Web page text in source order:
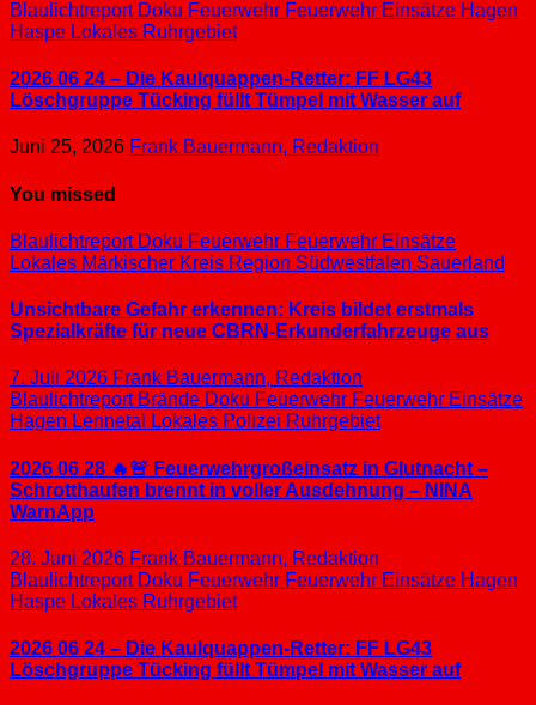
Blaulichtreport Doku Feuerwehr Feuerwehr Einsätze Hagen
Haspe Lokales Ruhrgebiet
2026 06 24 – Die Kaulquappen-Retter: FF LG43
Löschgruppe Tücking füllt Tümpel mit Wasser auf
Juni 25, 2026 Frank Bauermann, Redaktion
You missed
Blaulichtreport Doku Feuerwehr Feuerwehr Einsätze
Lokales Märkischer Kreis Region Südwestfalen Sauerland
Unsichtbare Gefahr erkennen: Kreis bildet erstmals
Spezialkräfte für neue CBRN-Erkunderfahrzeuge aus
7. Juli 2026 Frank Bauermann, Redaktion
Blaulichtreport Brände Doku Feuerwehr Feuerwehr Einsätze
Hagen Lennetal Lokales Polizei Ruhrgebiet
2026 06 28 🔥🚨 Feuerwehrgroßeinsatz in Glutnacht –
Schrotthaufen brennt in voller Ausdehnung – NINA
WarnApp
28. Juni 2026 Frank Bauermann, Redaktion
Blaulichtreport Doku Feuerwehr Feuerwehr Einsätze Hagen
Haspe Lokales Ruhrgebiet
2026 06 24 – Die Kaulquappen-Retter: FF LG43
Löschgruppe Tücking füllt Tümpel mit Wasser auf